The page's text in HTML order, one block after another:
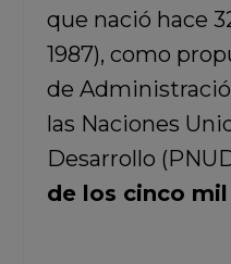
que nació hace
1987), como
de
las Naciones
Desarrollo
de los cinco